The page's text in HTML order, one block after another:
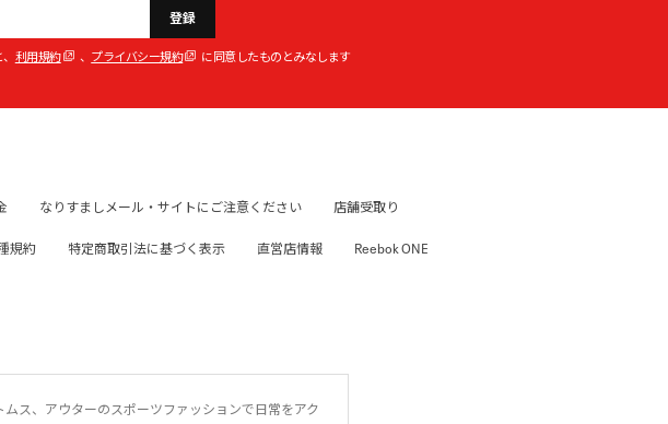
登録
利用規約 、 プライバシー規約 に同意したものとみなします
なりすましメール・サイトにご注意ください 店舗受取り
規約 特定商取引法に基づく表示 直営店情報 Reebok ONE
ス、アウターのスポーツファッションで日常をアク